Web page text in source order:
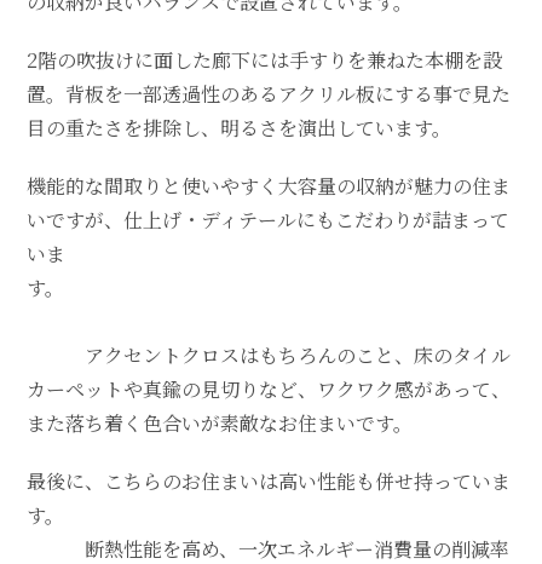
2階の吹抜けに面した廊下には手すりを兼ねた本棚を設
置。背板を一部透過性のあるアクリル板にする事で見た
目の重たさを排除し、明るさを演出しています。
機能的な間取りと使いやすく大容量の収納が魅力の住ま
いですが、仕上げ・ディテールにもこだわりが詰まって
いま
す。
アクセントクロスはもちろんのこと、床のタイル
カーペットや真鍮の見切りなど、ワクワク感があって、
また落ち着く色合いが素敵なお住まいです。
最後に、こちらのお住まいは高い性能も併せ持っていま
す。
断熱性能を高め、一次エネルギー消費量の削減率